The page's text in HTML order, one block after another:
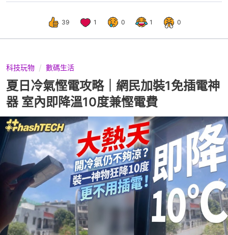
39 1 0 1 0
科技玩物 數碼生活
夏日冷氣慳電攻略｜網民加裝1免插電神
器 室內即降溫10度兼慳電費